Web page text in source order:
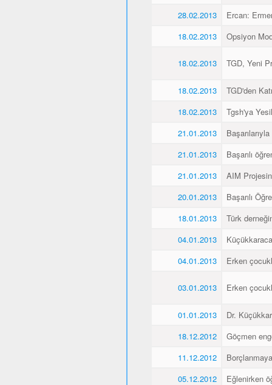
28.02.2013
Ercan:
18.02.2013
Opsiyon
18.02.2013 TGD, Yeni
18.02.2013
TGD'den
18.02.2013
Tgsh'ya
21.01.2013
21.01.2013
Başarılı
21.01.2013
AIM
20.01.2013
Başarılı
18.01.2013
Türk
04.01.2013
04.01.2013
Erken
03.01.2013 Erken
01.01.2013
Dr.
18.12.2012
Göçmen
11.12.2012
05.12.2012
Eğlenirken